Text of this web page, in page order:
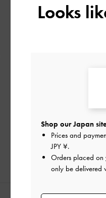
Looks
Shop our Japan
Prices and
JPY ¥.
Orders placed on
only be delivered